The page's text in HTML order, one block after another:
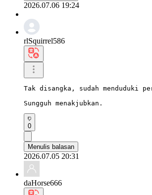
2026.07.06 19:24
rlSquirrel586
Tak disangka, sudah
Sungguh menakjubkan.
0
Menulis balasan
2026.07.05 20:31
daHorse666